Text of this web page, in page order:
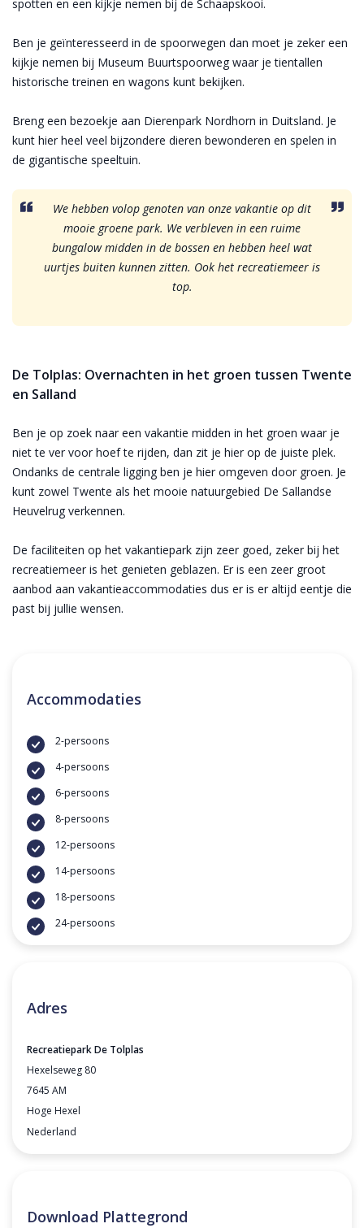
spotten en een kijkje nemen bij de Schaapskooi.
Ben je geïnteresseerd in de spoorwegen dan moet je zeker een
kijkje nemen bij Museum Buurtspoorweg waar je tientallen
historische treinen en wagons kunt bekijken.
Breng een bezoekje aan Dierenpark Nordhorn in Duitsland. Je
kunt hier heel veel bijzondere dieren bewonderen en spelen in
de gigantische speeltuin.
We hebben volop genoten van onze vakantie op dit
mooie groene park. We verbleven in een ruime
bungalow midden in de bossen en hebben heel wat
uurtjes buiten kunnen zitten. Ook het recreatiemeer is
top.
De Tolplas: Overnachten in het groen tussen Twente
en Salland
Ben je op zoek naar een vakantie midden in het groen waar je
niet te ver voor hoef te rijden, dan zit je hier op de juiste plek.
Ondanks de centrale ligging ben je hier omgeven door groen. Je
kunt zowel Twente als het mooie natuurgebied De Sallandse
Heuvelrug verkennen.
De faciliteiten op het vakantiepark zijn zeer goed, zeker bij het
recreatiemeer is het genieten geblazen. Er is een zeer groot
aanbod aan vakantieaccommodaties dus er is er altijd eentje die
past bij jullie wensen.
Accommodaties
2-persoons
4-persoons
6-persoons
8-persoons
12-persoons
14-persoons
18-persoons
24-persoons
Adres
Recreatiepark De Tolplas
Hexelseweg 80
7645 AM
Hoge Hexel
Nederland
Download Plattegrond